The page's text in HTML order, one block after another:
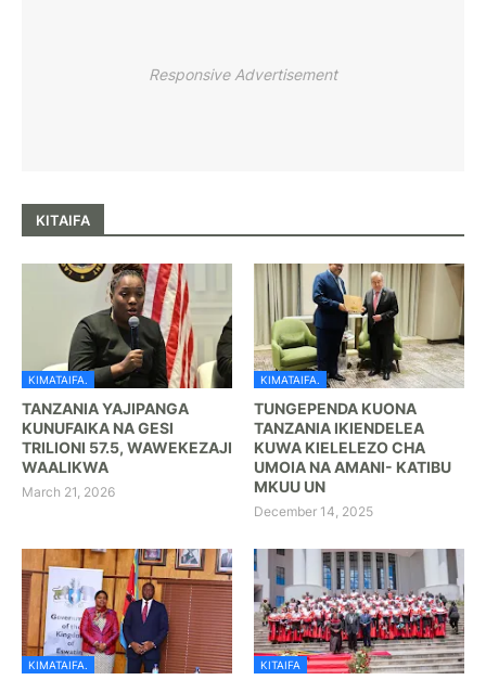
Responsive Advertisement
KITAIFA
KIMATAIFA.
TANZANIA YAJIPANGA
KUNUFAIKA NA GESI
TRILIONI 57.5, WAWEKEZAJI
WAALIKWA
March 21, 2026
KIMATAIFA.
TUNGEPENDA KUONA
TANZANIA IKIENDELEA
KUWA KIELELEZO CHA
UMOIA NA AMANI- KATIBU
MKUU UN
December 14, 2025
KIMATAIFA. KITAIFA